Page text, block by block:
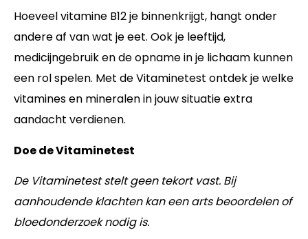
Hoeveel vitamine B12 je binnenkrijgt, hangt onder
andere af van wat je eet. Ook je leeftijd,
medicijngebruik en de opname in je lichaam kunnen
een rol spelen. Met de Vitaminetest ontdek je welke
vitamines en mineralen in jouw situatie extra
aandacht verdienen.
Doe de Vitaminetest
De Vitaminetest stelt geen tekort vast. Bij
aanhoudende klachten kan een arts beoordelen of
bloedonderzoek nodig is.